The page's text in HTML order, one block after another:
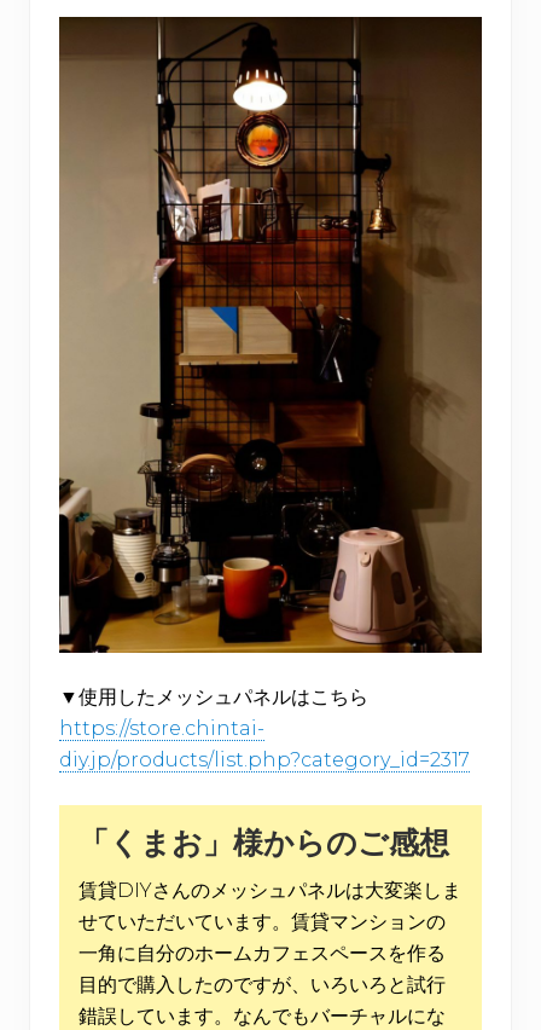
▼使用したメッシュパネルはこちら
https://store.chintai-
diy.jp/products/list.php?category_id=2317
「くまお」様からのご感想
賃貸DIYさんのメッシュパネルは大変楽しま
せていただいています。賃貸マンションの
一角に自分のホームカフェスペースを作る
目的で購入したのですが、いろいろと試行
錯誤しています。なんでもバーチャルにな